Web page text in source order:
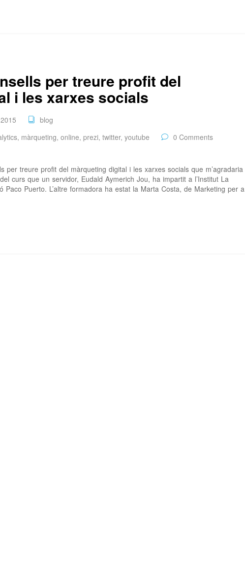
per treure profit del
i les xarxes socials
blog
, màrqueting, online, prezi, twitter, youtube 0 Comments
per treure profit del màrqueting digital i les xarxes socials que m’agradaria
curs que un servidor, Eudald Aymerich Jou, ha impartit a l’Institut La
Paco Puerto. L’altre formadora ha estat la Marta Costa, de Marketing per a